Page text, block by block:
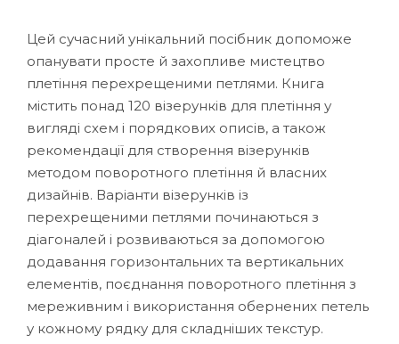
Цей сучасний унікальний посібник допоможе
опанувати просте й захопливе мистецтво
плетіння перехрещеними петлями. Книга
містить понад 120 візерунків для плетіння у
вигляді схем і порядкових описів, а також
рекомендації для створення візерунків
методом поворотного плетіння й власних
дизайнів. Варіанти візерунків із
перехрещеними петлями починаються з
діагоналей і розвиваються за допомогою
додавання горизонтальних та вертикальних
елементів, поєднання поворотного плетіння з
мереживним і використання обернених петель
у кожному рядку для складніших текстур.